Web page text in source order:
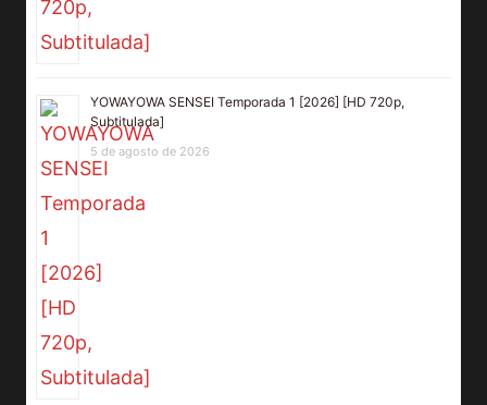
YOWAYOWA SENSEI Temporada 1 [2026] [HD 720p,
Subtitulada]
5 de agosto de 2026